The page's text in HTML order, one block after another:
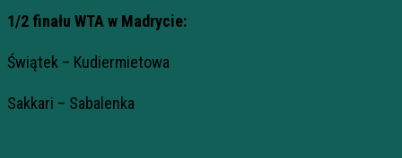
1/2 finału WTA w Madrycie:
Świątek – Kudiermietowa
Sakkari – Sabalenka